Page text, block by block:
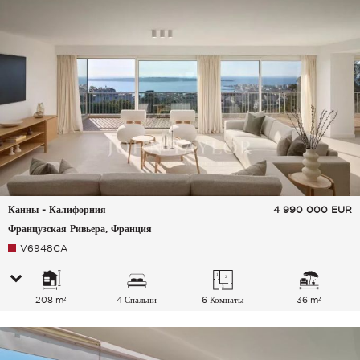
Канны - Калифорния
Французская Ривьера, Франция
4 990 000 EUR
V6948CA
208 m² 4 Спальни 6 Комнаты 36 m²